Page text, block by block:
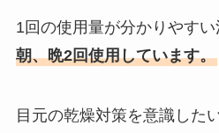
1回の使用量が分かりやすい
朝、晩2回使用しています。
目元の乾燥対策を意識した